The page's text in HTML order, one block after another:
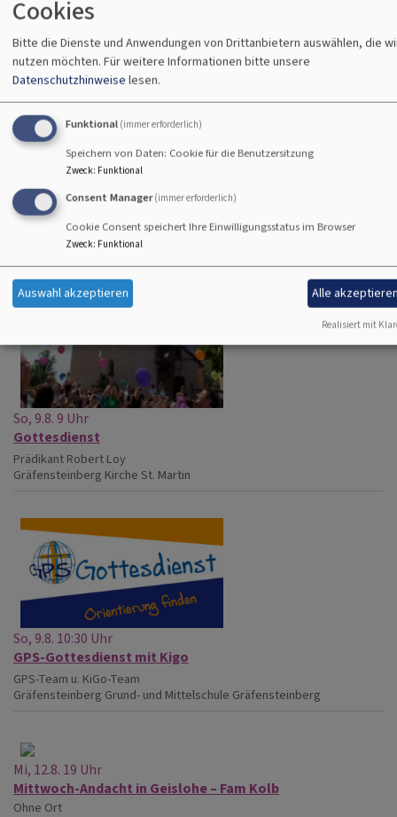
Sa, 8.8. 19 Uhr
Vorabendgottesdienste
Gräfensteinberg Kirche St. Martin
So, 9.8. 9 Uhr
Gottesdienst
Prädikant Robert Loy
Gräfensteinberg Kirche St. Martin
So, 9.8. 10:30 Uhr
GPS-Gottesdienst mit Kigo
GPS-Team u. KiGo-Team
Gräfensteinberg Grund- und Mittelschule Gräfensteinberg
Mi, 12.8. 19 Uhr
Mittwoch-Andacht in Geislohe – Fam Kolb
Ohne Ort
Cookies
Bitte die Dienste und Anwendungen von Drittanbietern auswählen, die
nutzen möchten. Für weitere Informationen bitte unsere
Datenschutzhinweise lesen.
Funktional (immer erforderlich)
Speichern von Daten: Cookie für die Benutzersitzung
Zweck: Funktional
Consent Manager (immer erforderlich)
Cookie Consent speichert Ihre Einwilligungsstatus im Browser
Zweck: Funktional
Auswahl akzeptieren Alle
Realisiert mit